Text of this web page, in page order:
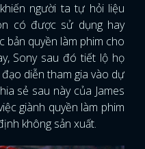
người ta tự hỏi liệu
có được sử dụng hay
bản quyền làm phim cho
Sony sau đó tiết lộ họ
diễn tham gia vào dự
sẻ sau này của James
giành quyền làm phim
không sản xuất.